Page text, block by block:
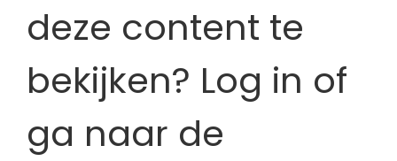
deze content te
bekijken? Log in of
ga naar de